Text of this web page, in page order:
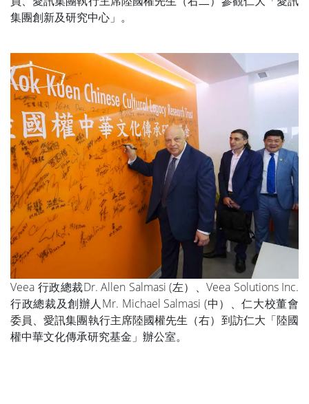
集團創新及研究中心」。
Veea 行政總裁Dr. Allen Salmasi (左）、Veea Solutions Inc.
行政總裁及創辦人Mr. Michael Salmasi (中）、仁大校董會
委員、愛訊集團執行主席陸國權先生（右）到訪仁大「陸國
權中華文化傳承研究基金」辦公室。